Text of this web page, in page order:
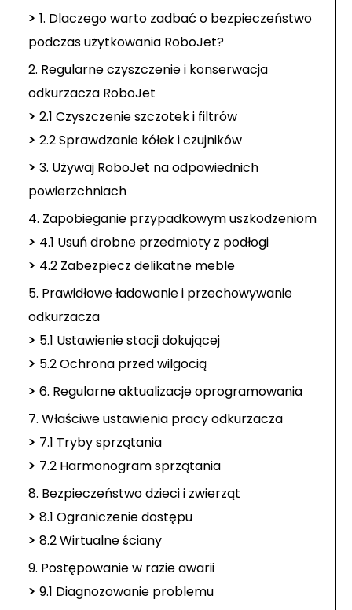
> 1. Dlaczego warto zadbać o bezpieczeństwo
podczas użytkowania RoboJet?
2. Regularne czyszczenie i konserwacja
odkurzacza RoboJet
> 2.1 Czyszczenie szczotek i filtrów
> 2.2 Sprawdzanie kółek i czujników
> 3. Używaj RoboJet na odpowiednich
powierzchniach
4. Zapobieganie przypadkowym uszkodzeniom
> 4.1 Usuń drobne przedmioty z podłogi
> 4.2 Zabezpiecz delikatne meble
5. Prawidłowe ładowanie i przechowywanie
odkurzacza
> 5.1 Ustawienie stacji dokującej
> 5.2 Ochrona przed wilgocią
> 6. Regularne aktualizacje oprogramowania
7. Właściwe ustawienia pracy odkurzacza
> 7.1 Tryby sprzątania
> 7.2 Harmonogram sprzątania
8. Bezpieczeństwo dzieci i zwierząt
> 8.1 Ograniczenie dostępu
> 8.2 Wirtualne ściany
9. Postępowanie w razie awarii
> 9.1 Diagnozowanie problemu